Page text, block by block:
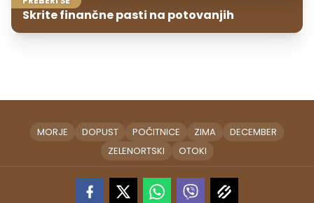
Skrite finančne pasti na potovanjih
MORJE DOPUST POČITNICE ZIMA
DECEMBER
ZELENORTSKI
OTOKI